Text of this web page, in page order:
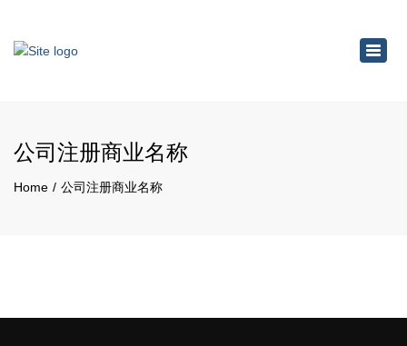
公司注册商业名称
Home 公司注册商业名称